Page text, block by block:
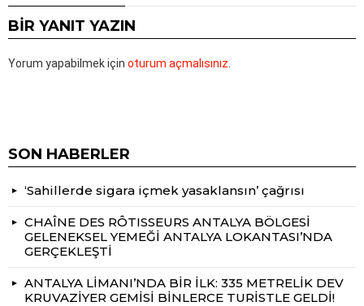
BIR YANIT YAZIN
Yorum yapabilmek için oturum açmalısınız
SON HABERLER
‘Sahillerde sigara içmek yasaklansın’ çağrısı
CHAÎNE DES RÔTISSEURS ANTALYA BÖLGESİ
GELENEKSEL YEMEĞİ ANTALYA LOKANTASI’NDA
GERÇEKLEŞTİ
ANTALYA LİMANI’NDA BİR İLK: 335 METRELİK DEV
KRUVAZİYER GEMİSİ BİNLERCE TURİSTLE GELDİ!